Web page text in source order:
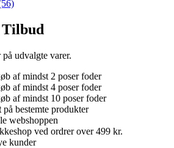
Tilbud
udvalgte varer.
af mindst 2 poser foder
af mindst 4 poser foder
af mindst 10 poser foder
på bestemte produkter
webshoppen
ved ordrer over 499 kr.
kunder